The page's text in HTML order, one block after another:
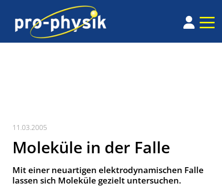
11.03.2005
Moleküle in der Falle
Mit einer neuartigen elektrodynamischen Falle
lassen sich Moleküle gezielt untersuchen.